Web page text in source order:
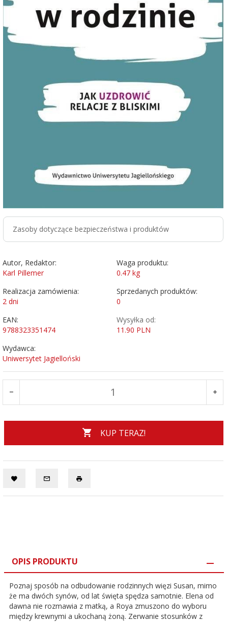
Zasoby dotyczące bezpieczeństwa i produktów
Autor, Redaktor:
Karl Pillemer
Waga produktu:
0.47 kg
Realizacja zamówienia:
2 dni
Sprzedanych produktów:
0
EAN:
9788323351474
Wysyłka od:
11.90 PLN
Wydawca:
Uniwersytet Jagielloński
KUP TERAZ!
OPIS PRODUKTU
Poznaj sposób na odbudowanie rodzinnych więzi Susan, mimo
że ma dwóch synów, od lat święta spędza samotnie. Elena od
dawna nie rozmawia z matką, a Roya zmuszono do wyboru
między krewnymi a ukochaną żoną. Zerwanie stosunków z